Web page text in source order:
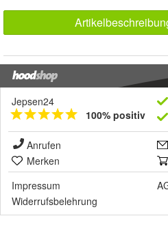
Jepsen24
100% positiv
Anrufen
Merken
Impressum
Widerrufsbelehrung